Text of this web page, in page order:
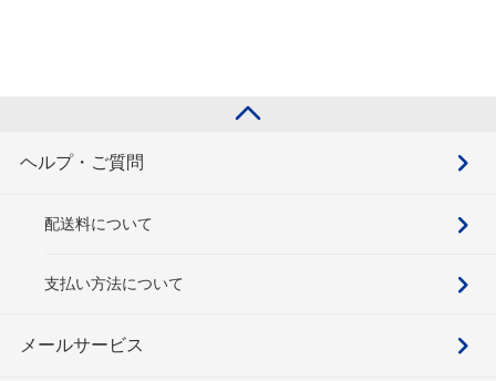
ヘルプ・ご質問
配送料について
支払い方法について
メールサービス